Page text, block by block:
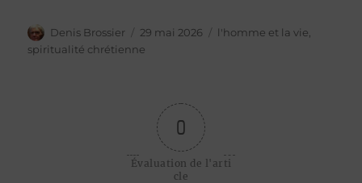
Auteur
Denis Brossier
Publié
le
29 mai 2026 Catégories
l'homme et la vie
spiritualité chrétienne
0
Évaluation de l'arti
cle